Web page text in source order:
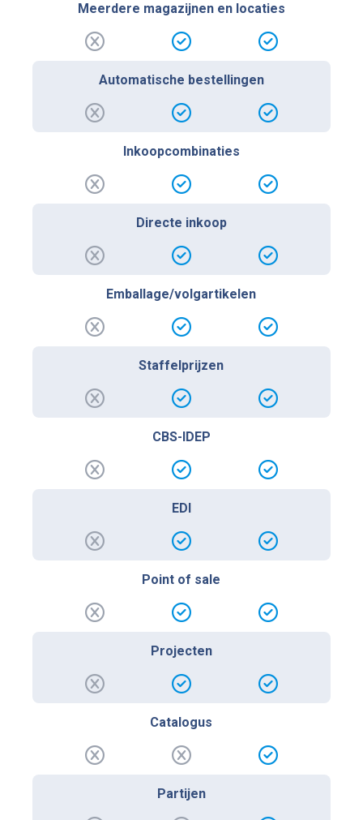
Meerdere magazijnen en locaties
Automatische bestellingen
Inkoopcombinaties
Directe inkoop
Emballage/volgartikelen
Staffelprijzen
CBS-IDEP
EDI
Point of sale
Projecten
Catalogus
Partijen